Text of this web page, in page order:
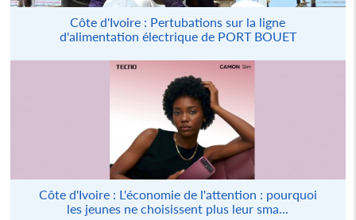
Côte d'Ivoire : Pertubations sur la ligne
d'alimentation électrique de PORT BOUET
Côte d'Ivoire : L'économie de l'attention : pourquoi
les jeunes ne choisissent plus leur sma...